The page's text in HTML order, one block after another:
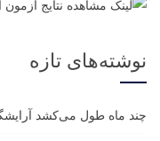
نوشته‌های تازه
چند ماه طول می‌کشد